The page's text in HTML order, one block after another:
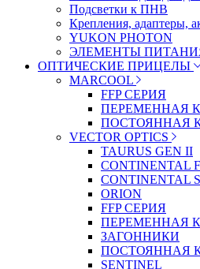
Подсветки к ПНВ
Крепления, адаптеры,
YUKON PHOTON
ЭЛЕМЕНТЫ
ОПТИЧЕСКИЕ ПРИЦЕЛЫ
MARCOOL
FFP СЕРИЯ
ПЕРЕМЕННАЯ
ПОСТОЯННАЯ
VECTOR OPTICS
TAURUS GEN II
CONTINENTAL
CONTINENTAL
ORION
FFP СЕРИЯ
ПЕРЕМЕННАЯ
ЗАГОННИКИ
ПОСТОЯННАЯ
SENTINEL